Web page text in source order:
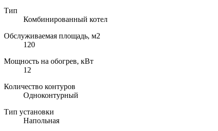
Тип
Комбинированный котел
Обслуживаемая площадь, м2
120
Мощность на обогрев, кВт
12
Количество контуров
Одноконтурный
Тип установки
Напольная